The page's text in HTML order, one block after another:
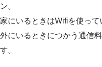
ン。
家にいるときはWifiを使って
外にいるときにつかう通信
す。